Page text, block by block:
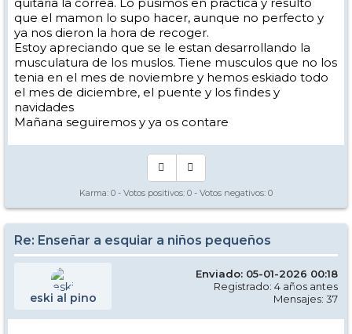
que el mamon lo supo hacer, aunque no perfecto y
ya nos dieron la hora de recoger.
Estoy apreciando que se le estan desarrollando la
musculatura de los muslos. Tiene musculos que no los
tenia en el mes de noviembre y hemos eskiado todo
el mes de diciembre, el puente y los findes y
navidades
Mañana seguiremos y ya os contare
Karma: 0 - Votos positivos: 0 - Votos negativos: 0
Re: Enseñar a esquiar a niños pequeños
eski al pino
Enviado: 05-01-2026 00:18
Registrado: 4 años antes
Mensajes: 37